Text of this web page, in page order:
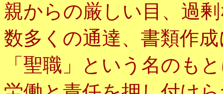
親からの厳しい目、過
数多くの通達、書類作
「聖職」という名のも